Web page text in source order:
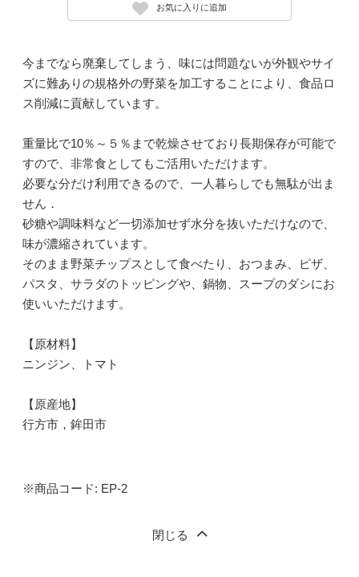
お気に入りに追加
今までなら廃棄してしまう、味には問題ないが外観やサイ
ズに難ありの規格外の野菜を加工することにより、食品ロ
ス削減に貢献しています。
重量比で10％～５％まで乾燥させており長期保存が可能で
すので、非常食としてもご活用いただけます。
必要な分だけ利用できるので、一人暮らしでも無駄が出ま
せん．
砂糖や調味料など一切添加せず水分を抜いただけなので、
味が濃縮されています。
そのまま野菜チップスとして食べたり、おつまみ、ピザ、
パスタ、サラダのトッピングや、鍋物、スープのダシにお
使いいただけます。
【原材料】
ニンジン、トマト
【原産地】
行方市，鉾田市
※商品コード: EP-2
閉じる